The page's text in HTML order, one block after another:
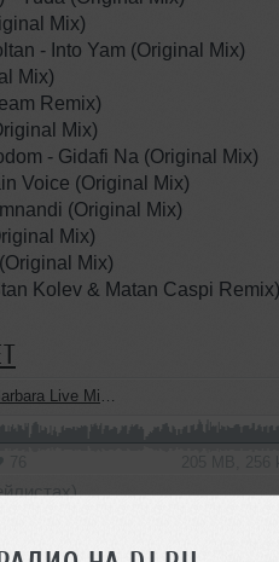
Mix)
- Into Yam (Original Mix)
Mix)
Remix)
Mix)
- Gidafi Na (Original Mix)
Voice (Original Mix)
(Original Mix)
Mix)
Mix)
Kolev & Matan Caspi Remix)
Mix 24.01.2026